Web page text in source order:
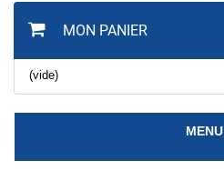
MON PANIER
(vide)
MENU